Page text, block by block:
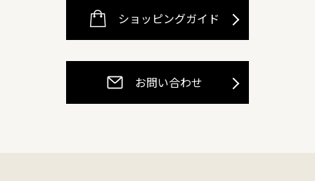
ショッピングガイド
お問い合わせ